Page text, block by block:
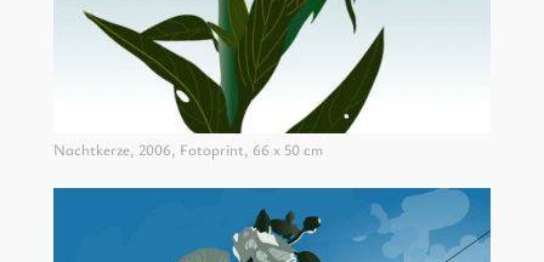
Nachtkerze, 2006, Fotoprint, 66 x 50 cm